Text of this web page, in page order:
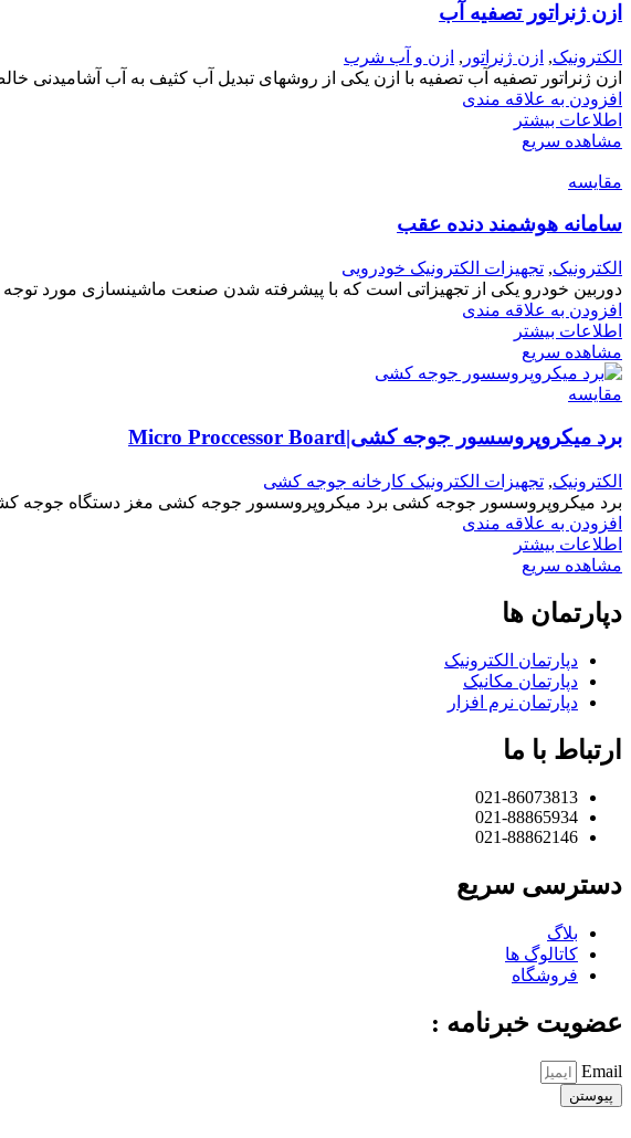
ازن ژنراتور تصفیه آب
الکترونیک, ازن ژنراتور , ازن و آب شرب
ازن ژنراتور تصفیه آب تصفیه با ازن یکی از روشهای تبدیل آب کثیف به آب آشامیدنی
افزودن به علاقه مندی
اطلاعات بیشتر
مشاهده سریع
مقایسه
سامانه هوشمند دنده عقب
الکترونیک, تجهیزات الکترونیک خودرویی
دوربین خودرو یکی از تجهیزاتی است که با پیشرفته شدن صنعت ماشینسازی مورد توجه
افزودن به علاقه مندی
اطلاعات بیشتر
مشاهده سریع
مقایسه
برد میکروپروسسور جوجه کشی|Micro Proccessor Board
الکترونیک, تجهیزات الکترونیک کارخانه جوجه کشی
برد میکروپروسسور جوجه کشی برد میکروپروسسور جوجه کشی مغز دستگاه جوجه
افزودن به علاقه مندی
اطلاعات بیشتر
مشاهده سریع
دپارتمان ها
دپارتمان الکترونیک
دپارتمان مکانیک
دپارتمان نرم افزار
ارتباط با ما
021-86073813
021-88865934
021-88862146
دسترسی سریع
بلاگ
کاتالوگ ها
فروشگاه
عضویت خبرنامه :
Email
پیوستن